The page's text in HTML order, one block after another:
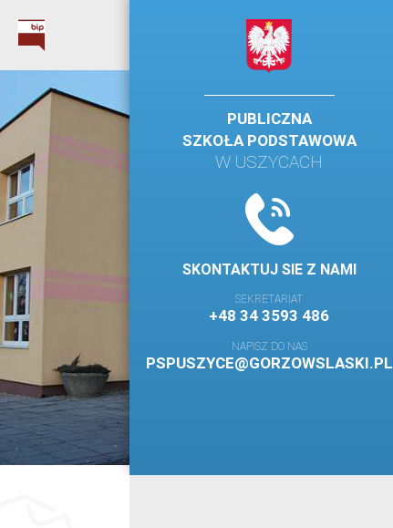
PUBLICZNA
SZKOŁA PODSTAWOWA
W USZYCACH
SKONTAKTUJ SIE Z NAMI
SEKRETARIAT
+48 34 3593 486
NAPISZ DO NAS
PSPUSZYCE@GORZOWSLASKI.PL